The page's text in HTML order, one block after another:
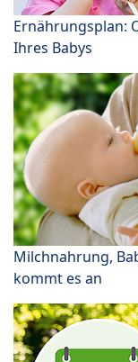
Ernährungsplan:
Ihres Babys
Milchnahrung,
kommt es an